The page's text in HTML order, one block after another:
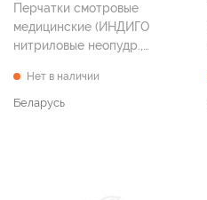
Перчатки смотровые
медицинские (ИНДИГО
нитриловые неопудр.,
классические голубые
размер L №200)
Нет в наличии
Беларусь